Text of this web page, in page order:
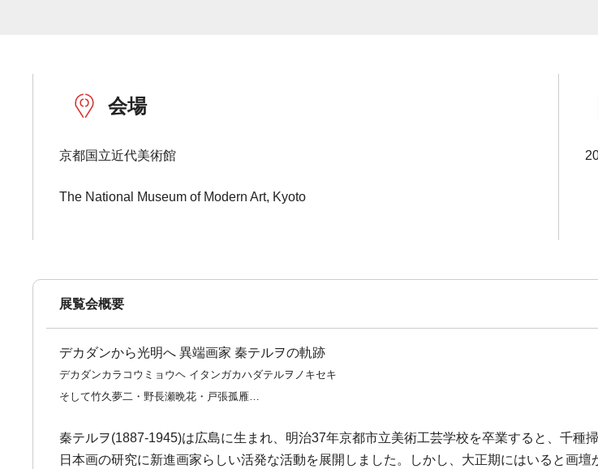
会場
京都国立近代美術館
The National Museum of Modern Art, Kyoto
展覧会概要
デカダンから光明へ 異端画家 秦テルヲの軌跡
デカダンカラコウミョウヘ イタンガカハダテルヲノキセキ
そして竹久夢二・野長瀬晩花・戸張孤雁…
秦テルヲ(1887-1945)は広島に生まれ、明治37年京都市立美術工芸学校を卒業すると、千
日本画の研究に新進画家らしい活発な活動を展開しました。しかし、大正期にはいると画